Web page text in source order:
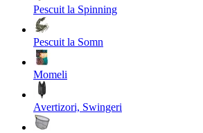
Pescuit la Spinning
Pescuit la Somn
Momeli
Avertizori, Swingeri